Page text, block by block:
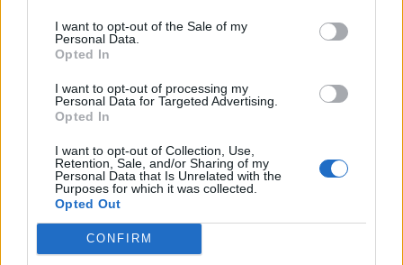
I want to opt-out of the Sale of my
Personal Data.
Opted In
I want to opt-out of processing my
Personal Data for Targeted Advertising.
Opted In
I want to opt-out of Collection, Use,
Retention, Sale, and/or Sharing of my
Personal Data that Is Unrelated with the
Purposes for which it was collected.
Opted Out
CONFIRM